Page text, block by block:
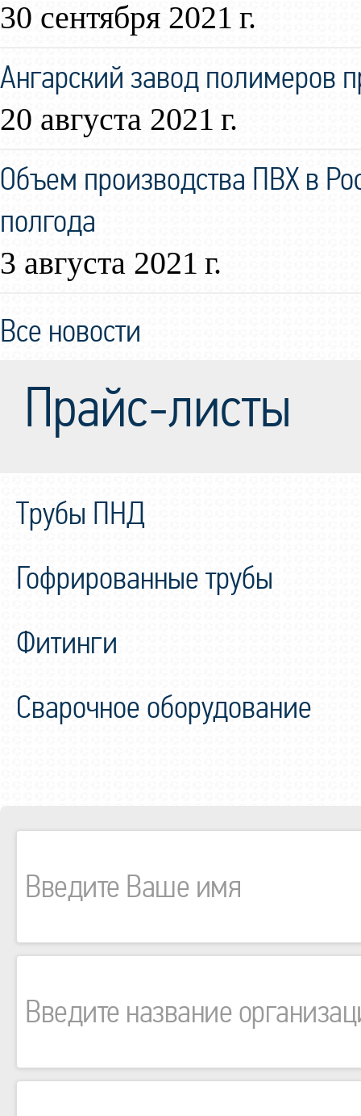
30 сентября 2021 г.
Ангарский завод полимеров
20 августа 2021 г.
Объем производства ПВХ в
полгода
3 августа 2021 г.
Все новости
Прайс-листы
Трубы ПНД
Гофрированные трубы
Фитинги
Сварочное оборудование